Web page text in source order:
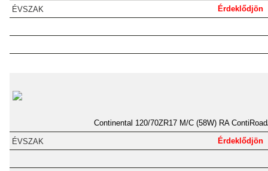
Érdeklődjön
Continental 120/70ZR17 M/C (58W) RA
Érdeklődjön